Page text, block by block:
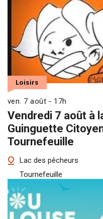
Vendredi 7 août à
Guinguette
Tournefeuille
Loisirs
ven. 7 août - 17h
Lac des pêcheurs
Tournefeuille